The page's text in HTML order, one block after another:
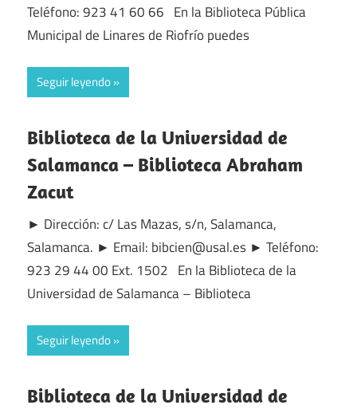
Teléfono: 923 41 60 66 En la Biblioteca Pública
Municipal de Linares de Riofrío puedes
Seguir leyendo
Biblioteca de la Universidad de
Salamanca – Biblioteca Abraham
Zacut
► Dirección: c/ Las Mazas, s/n, Salamanca,
Salamanca. ► Email: bibcien@usal.es ► Teléfono:
923 29 44 00 Ext. 1502 En la Biblioteca de la
Universidad de Salamanca – Biblioteca
Seguir leyendo
Biblioteca de la Universidad de